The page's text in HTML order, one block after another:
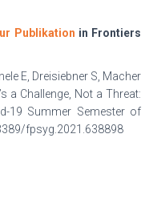
Publikation in Frontiers
E, Dreisiebner S, Macher
a Challenge, Not a Threat:
19 Summer Semester of
fpsyg.2021.638898